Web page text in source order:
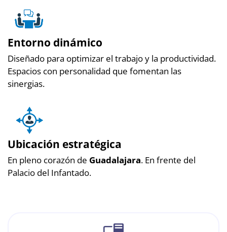
Entorno dinámico
Diseñado para optimizar el trabajo y la productividad.
Espacios con personalidad que fomentan las
sinergias.
Ubicación estratégica
En pleno corazón de Guadalajara. En frente del
Palacio del Infantado.